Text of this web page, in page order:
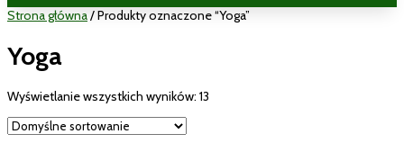
Strona główna/ Produkty oznaczone “Yoga”
Yoga
Wyświetlanie wszystkich wyników: 13